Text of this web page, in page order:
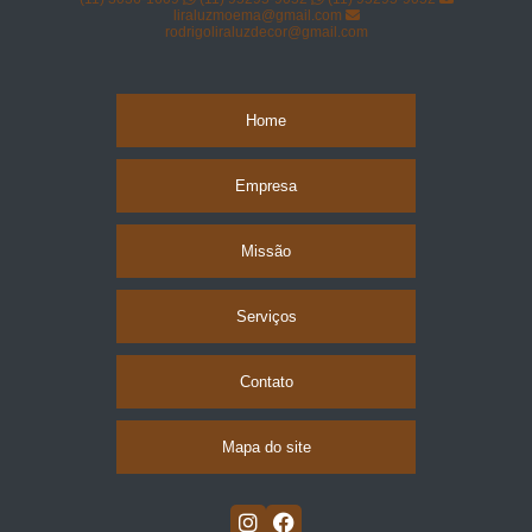
liraluzmoema@gmail.com
rodrigoliraluzdecor@gmail.com
Home
Empresa
Missão
Serviços
Contato
Mapa do site